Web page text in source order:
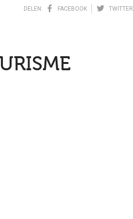
DELEN: FACEBOOK TWITTER